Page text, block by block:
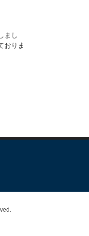
まし
おりま